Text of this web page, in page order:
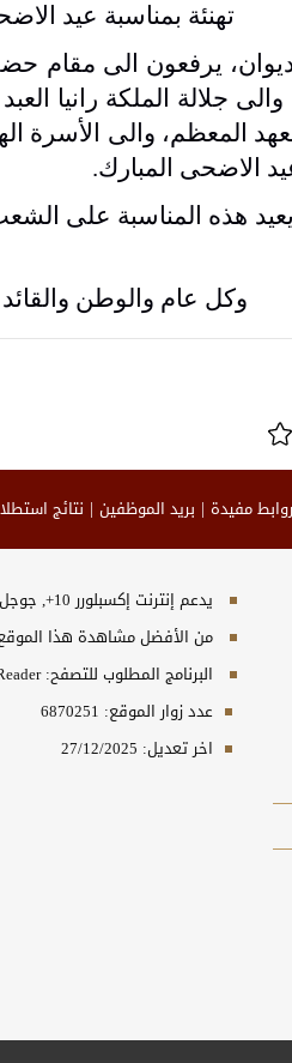
تهنئة بمناسبة عيد
يرفعون الى مقام
جلالة الملكة رانيا
المعظم، والى الأسرة
الاضحى المبارك.
هذه المناسبة على الشعب
وكل عام والوطن والقائد
روابط مفيدة بريد الموظفين نتائج
يدعم إنترنت إكسبلورر 10+, جوجل كروم, فايرفوكس, سفاري
من الأفضل مشاهدة هذا الموقع من
البرنامج المطلوب للتصفح: Adobe Reader
عدد زوار الموقع: 6870251
اخر تعديل: 27/12/2025